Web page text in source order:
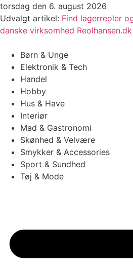
Videre
til
indhold
torsdag den 6. august 2026
Udvalgt artikel: Find lagerreoler
danske virksomhed Reolhansen.dk
Børn & Unge
Elektronik & Tech
Handel
Hobby
Hus & Have
Interiør
Mad & Gastronomi
Skønhed & Velvære
Smykker & Accessories
Sport & Sundhed
Tøj & Mode